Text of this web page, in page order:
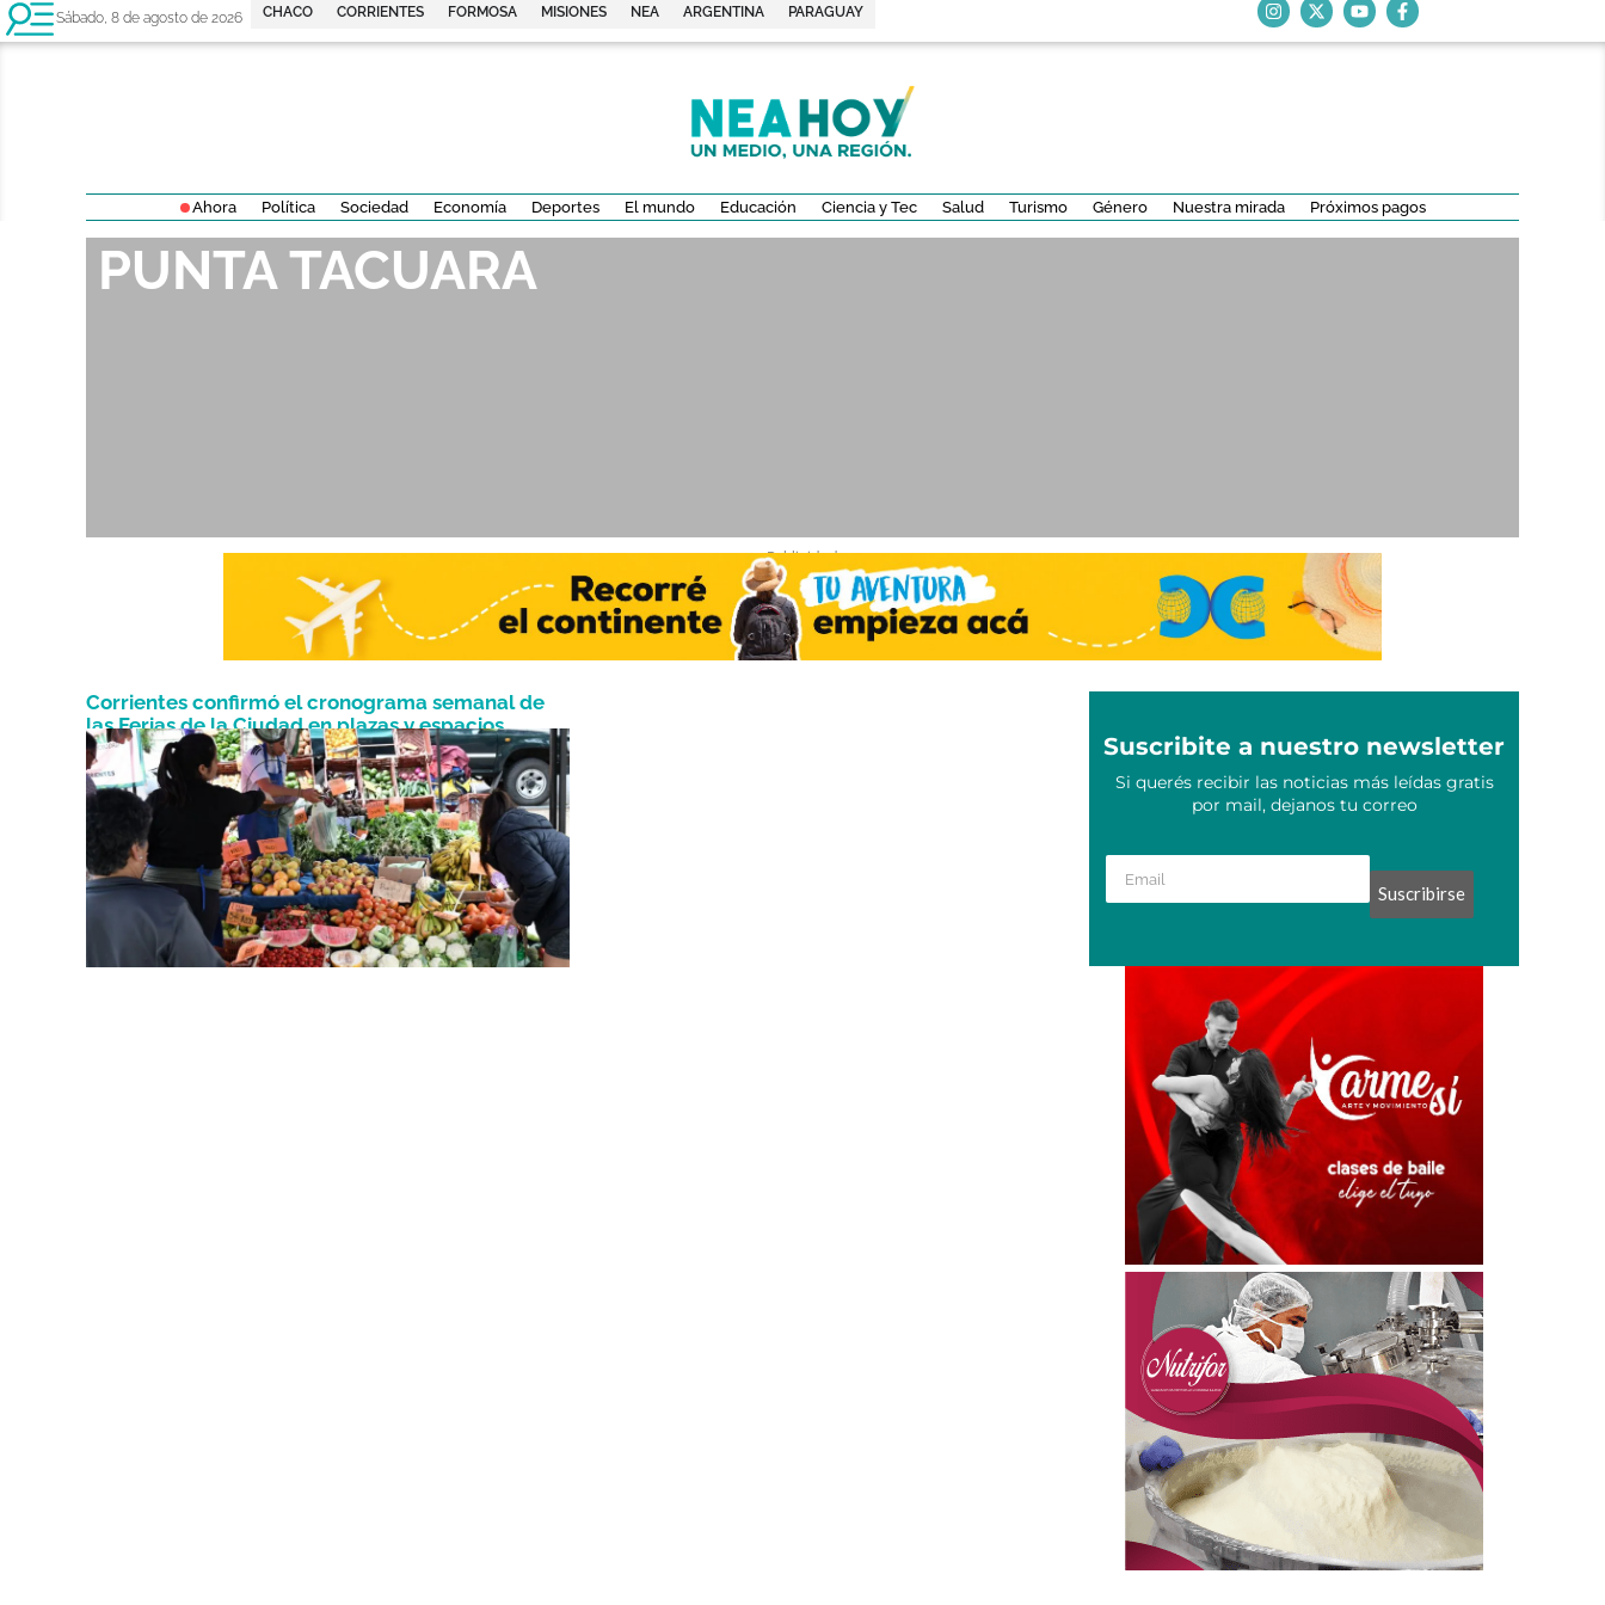
Sábado, 8 de agosto de 2026 CHACO CORRIENTES FORMOSA MISIONES NEA ARGENTINA PARAGUAY
Ahora Política Sociedad Economía Deportes El mundo Educación Ciencia y Tec Salud Turismo Género Nuestra mirada Próximos pagos
PUNTA TACUARA
- Publicidad -
Corrientes confirmó el cronograma semanal de
las Ferias de la Ciudad en plazas y espacios
públicos
Mayo 26, 2026 Suscribite a nuestro newsletter
Si querés recibir las noticias más leídas gratis
por mail, dejanos tu correo
Suscribirse